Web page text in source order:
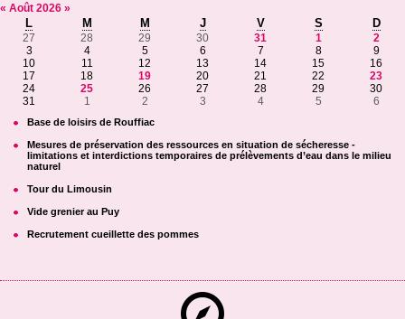
« Août 2026 »
L M M J V S D
27 28 29 30 31 1
2
3
4 5 6 7 8
9
10
11 12 13 14 15
16
17
18 19 20 21 22
23
24
25 26 27 28 29
30
31
1 2 3 4 5 6
Base de loisirs de Rouffiac
Mesures de préservation des ressources en situation de sécheresse -
limitations et interdictions temporaires de prélèvements d’eau dans le milieu
naturel
Tour du Limousin
Vide grenier au Puy
Recrutement cueillette des pommes